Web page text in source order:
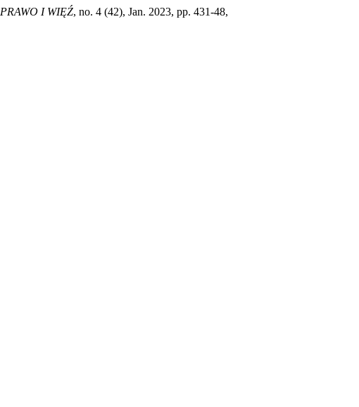
PRAWO I WIĘŹ, no. 4 (42), Jan. 2023, pp. 431-48,